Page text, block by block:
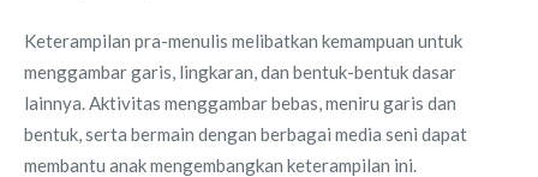
Keterampilan pra-menulis melibatkan kemampuan untuk
menggambar garis, lingkaran, dan bentuk-bentuk dasar
lainnya. Aktivitas menggambar bebas, meniru garis dan
bentuk, serta bermain dengan berbagai media seni dapat
membantu anak mengembangkan keterampilan ini.